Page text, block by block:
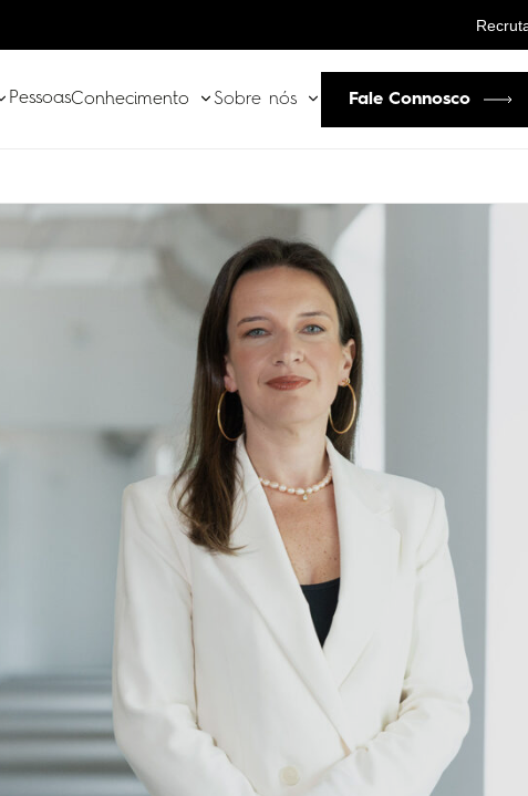
PessoasConhecimento Sobre nós Fale Connosco